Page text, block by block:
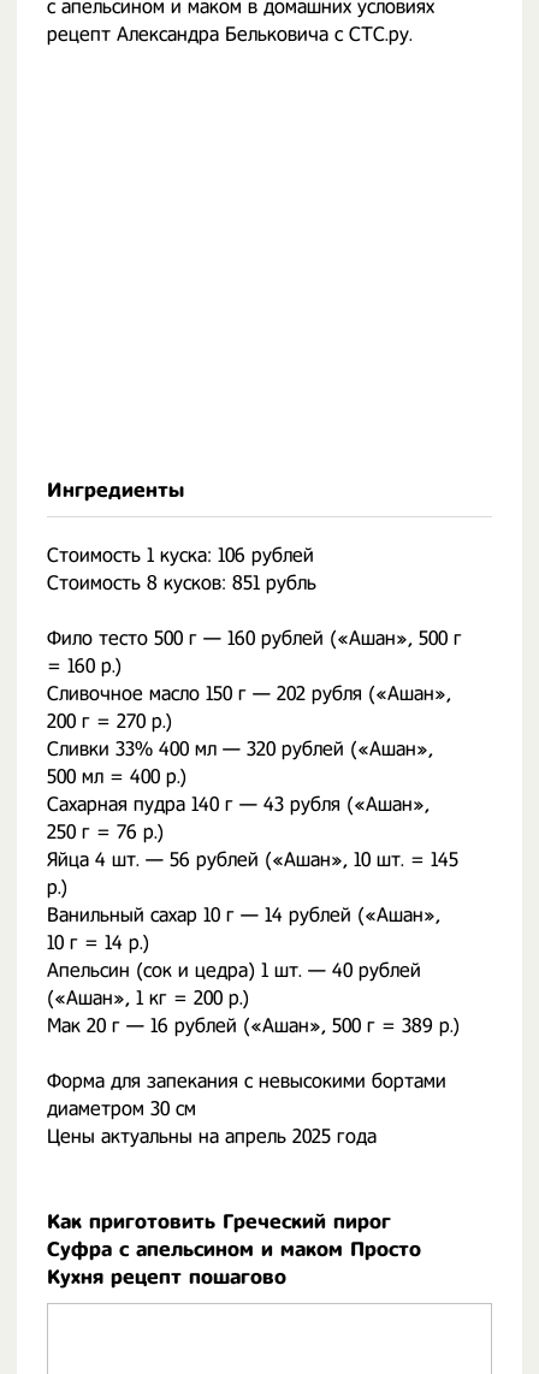
с апельсином и маком в домашних условиях
рецепт Александра Бельковича с СТС.ру.
Ингредиенты
Стоимость 1 куска: 106 рублей
Стоимость 8 кусков: 851 рубль
Фило тесто 500 г — 160 рублей («Ашан», 500 г
= 160 р.)
Сливочное масло 150 г — 202 рубля («Ашан»,
200 г = 270 р.)
Сливки 33% 400 мл — 320 рублей («Ашан»,
500 мл = 400 р.)
Сахарная пудра 140 г — 43 рубля («Ашан»,
250 г = 76 р.)
Яйца 4 шт. — 56 рублей («Ашан», 10 шт. = 145
р.)
Ванильный сахар 10 г — 14 рублей («Ашан»,
10 г = 14 р.)
Апельсин (сок и цедра) 1 шт. — 40 рублей
(«Ашан», 1 кг = 200 р.)
Мак 20 г — 16 рублей («Ашан», 500 г = 389 р.)
Форма для запекания с невысокими бортами
диаметром 30 см
Цены актуальны на апрель 2025 года
Как приготовить Греческий пирог
Суфра с апельсином и маком Просто
Кухня рецепт пошагово